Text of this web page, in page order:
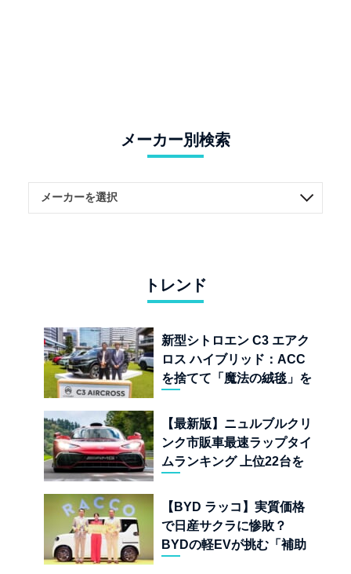
メーカー別検索
トレンド
新型シトロエン C3 エアク
ロス ハイブリッド：ACC
を捨てて「魔法の絨毯」を
児
【最新版】ニュルブルクリ
ンク市販車最速ラップタイ
ムランキング 上位22台を
【BYD ラッコ】実質価格
で日産サクラに惨敗？
BYDの軽EVが挑む「補助